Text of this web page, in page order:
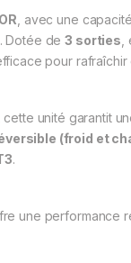
, avec une
Dotée de3 sorties
pour
cette unité garantit
(froid et
.
une performance